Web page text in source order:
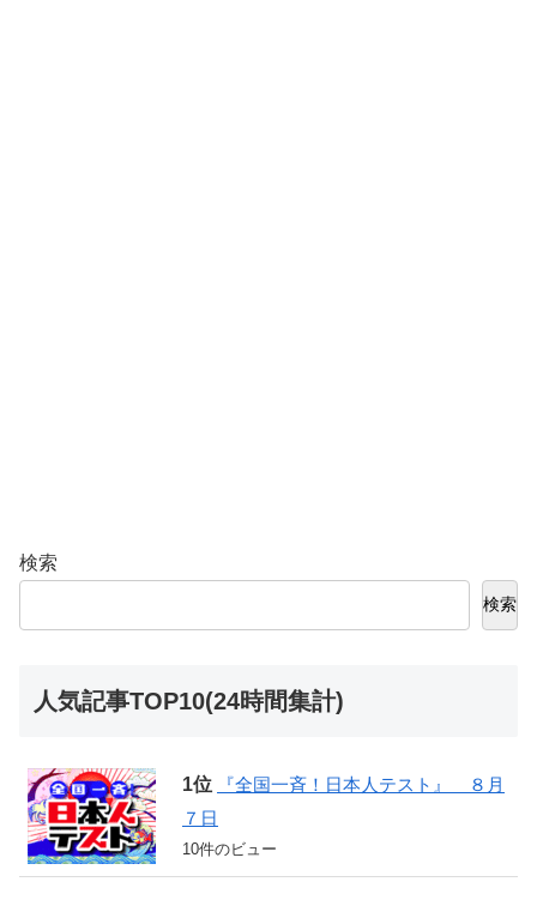
検索
検索
人気記事TOP10(24時間集計)
『全国一斉！日本人テスト』 ８月
７日
10件のビュー